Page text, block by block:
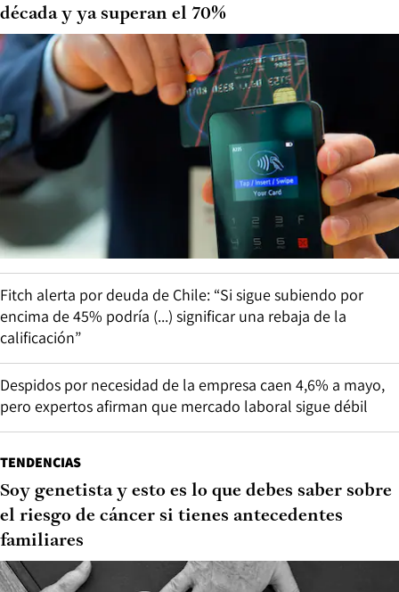
década y ya superan el 70%
Fitch alerta por deuda de Chile: “Si sigue subiendo por
encima de 45% podría (...) significar una rebaja de la
calificación”
Despidos por necesidad de la empresa caen 4,6% a mayo,
pero expertos afirman que mercado laboral sigue débil
TENDENCIAS
Soy genetista y esto es lo que debes saber sobre
el riesgo de cáncer si tienes antecedentes
familiares